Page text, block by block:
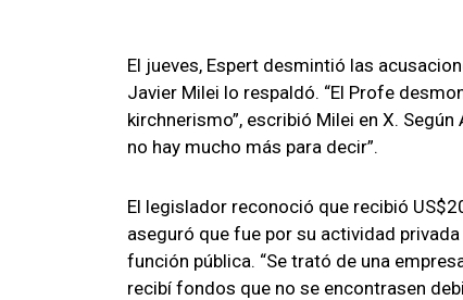
El jueves, Espert desmintió las
Javier Milei lo respaldó. “El Profe
kirchnerismo”, escribió Milei en X.
no hay mucho más para decir”.
El legislador reconoció que recibió
aseguró que fue por su actividad
función pública. “Se trató de una
recibí fondos que no se encontrasen